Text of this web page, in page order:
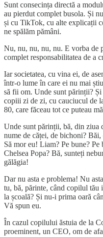
Sunt consecința directă a
au pierdut complet busola. Și
și cu TikTok, cu alte explicații
ne spălăm pămâni.
Nu, nu, nu, nu, nu. E vorba de
complet responsabilitatea de a
Iar societatea, cu vina ei, de
într-o lume în care ei nu mai
să fii om. Unde sunt părinții?
copiii zi de zi, cu cauciucul de
80, care făceau tot ce puteau
Unde sunt părinții, bă, din ziua
nume de căței, de bichoni?
Să mor eu! Liam? Pe bune?
Chelsea Popa? Bă, sunteți
gălăgia!
Dar nu asta e problema! Nu
tu, bă, părinte, când copilul tău
la școală? Și nu-i prima oară
Vă spun eu.
În cazul copilului ăstuia de la
proeminent, un CEO, om de